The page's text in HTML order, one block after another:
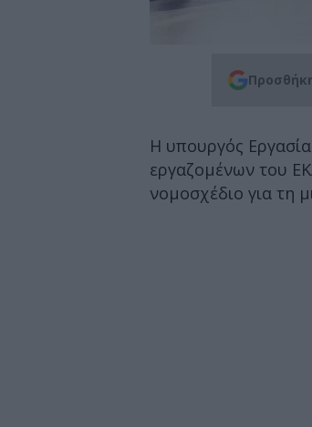
Η υπουργός
εργαζομένων του
νομοσχέδιο για τη